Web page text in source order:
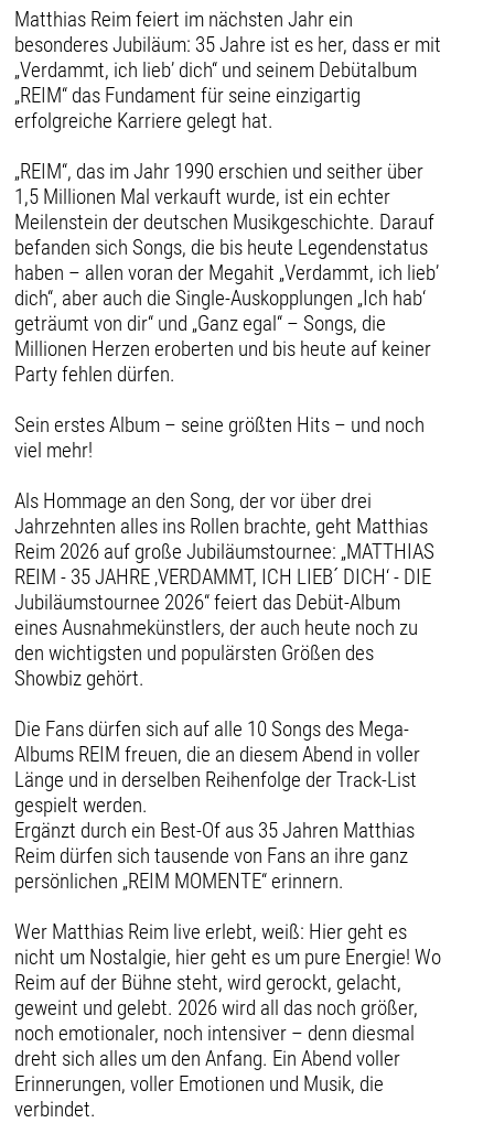
Matthias Reim feiert im nächsten Jahr ein
besonderes Jubiläum: 35 Jahre ist es her, dass er mit
„Verdammt, ich lieb’ dich“ und seinem Debütalbum
„REIM“ das Fundament für seine einzigartig
erfolgreiche Karriere gelegt hat.
„REIM“, das im Jahr 1990 erschien und seither über
1,5 Millionen Mal verkauft wurde, ist ein echter
Meilenstein der deutschen Musikgeschichte. Darauf
befanden sich Songs, die bis heute Legendenstatus
haben – allen voran der Megahit „Verdammt, ich lieb’
dich“, aber auch die Single-Auskopplungen „Ich hab‘
geträumt von dir“ und „Ganz egal“ – Songs, die
Millionen Herzen eroberten und bis heute auf keiner
Party fehlen dürfen.
Sein erstes Album – seine größten Hits – und noch
viel mehr!
Als Hommage an den Song, der vor über drei
Jahrzehnten alles ins Rollen brachte, geht Matthias
Reim 2026 auf große Jubiläumstournee: „MATTHIAS
REIM - 35 JAHRE ‚VERDAMMT, ICH LIEB´ DICH‘ - DIE
Jubiläumstournee 2026“ feiert das Debüt-Album
eines Ausnahmekünstlers, der auch heute noch zu
den wichtigsten und populärsten Größen des
Showbiz gehört.
Die Fans dürfen sich auf alle 10 Songs des Mega-
Albums REIM freuen, die an diesem Abend in voller
Länge und in derselben Reihenfolge der Track-List
gespielt werden.
Ergänzt durch ein Best-Of aus 35 Jahren Matthias
Reim dürfen sich tausende von Fans an ihre ganz
persönlichen „REIM MOMENTE“ erinnern.
Wer Matthias Reim live erlebt, weiß: Hier geht es
nicht um Nostalgie, hier geht es um pure Energie! Wo
Reim auf der Bühne steht, wird gerockt, gelacht,
geweint und gelebt. 2026 wird all das noch größer,
noch emotionaler, noch intensiver – denn diesmal
dreht sich alles um den Anfang. Ein Abend voller
Erinnerungen, voller Emotionen und Musik, die
verbindet.